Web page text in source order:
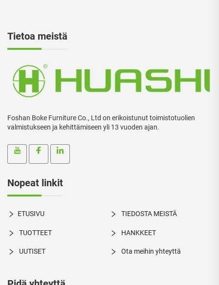
Tietoa meistä
Foshan Boke Furniture Co., Ltd on erikoistunut toimistotuolien
valmistukseen ja kehittämiseen yli 13 vuoden ajan.
Nopeat linkit
ETUSIVU TIEDOSTA MEISTÄ
TUOTTEET HANKKEET
UUTISET Ota meihin yhteyttä